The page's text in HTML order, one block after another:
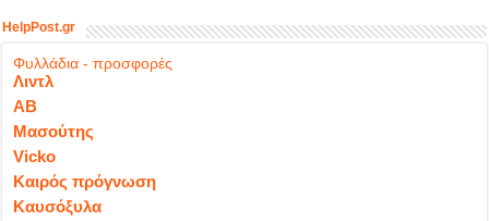
HelpPost.gr
Φυλλάδια - προσφορές
Λιντλ
ΑΒ
Μασούτης
Vicko
Καιρός πρόγνωση
Καυσόξυλα